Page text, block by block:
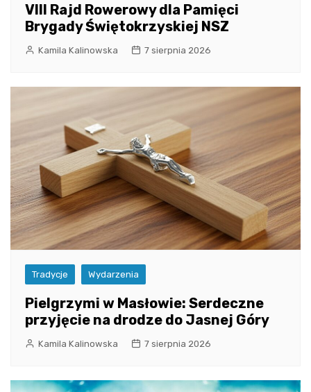
VIII Rajd Rowerowy dla Pamięci
Brygady Świętokrzyskiej NSZ
Kamila Kalinowska 7 sierpnia 2026
Tradycje Wydarzenia
Pielgrzymi w Masłowie: Serdeczne
przyjęcie na drodze do Jasnej Góry
Kamila Kalinowska 7 sierpnia 2026